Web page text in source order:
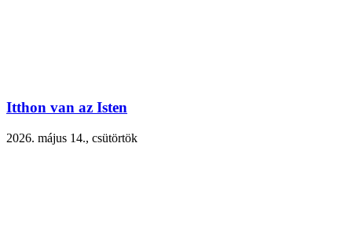
Itthon van az Isten
2026. május 14., csütörtök